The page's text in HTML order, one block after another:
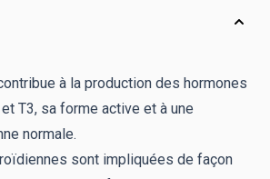
à la production des hormones
T3, sa forme active et à une
normale.
sont impliquées de façon